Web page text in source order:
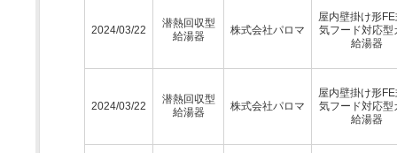
2024/03/22
潜熱回収型
給湯器
株式会社パロマ
屋内壁掛け形
気フード対応型
給湯器
2024/03/22
潜熱回収型
給湯器
株式会社パロマ
屋内壁掛け形
気フード対応型
給湯器